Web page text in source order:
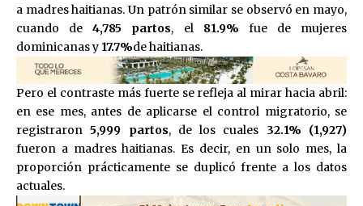
a madres haitianas. Un patrón similar se observó en mayo,
cuando de4,785 partos, el 81.9% fue de mujeres
dominicanas y 17.7%de haitianas.
Pero el contraste más fuerte se refleja al mirar hacia abril:
en ese mes, antes de aplicarse el control migratorio, se
registraron5,999 partos, de los cuales 32.1% (1,927)
fueron a madres haitianas. Es decir, en un solo mes, la
proporción prácticamente se duplicó frente a los datos
actuales.